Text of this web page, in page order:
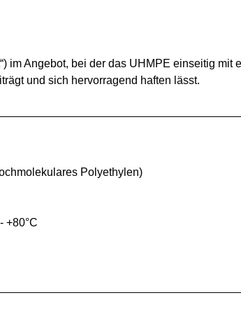
im Angebot, bei der das UHMPE einseitig
und sich hervorragend haften lässt.
Polyethylen)
+80°C